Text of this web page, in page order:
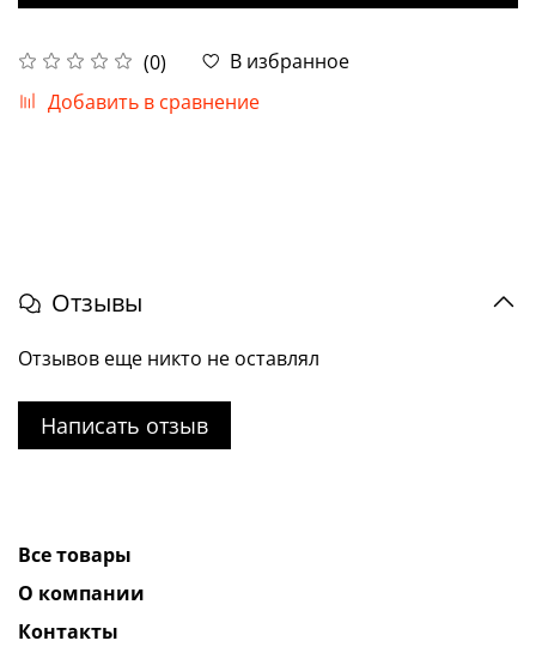
(0)
В избранное
Добавить в сравнение
Отзывы
Отзывов еще никто не оставлял
Написать отзыв
Все товары
О компании
Контакты